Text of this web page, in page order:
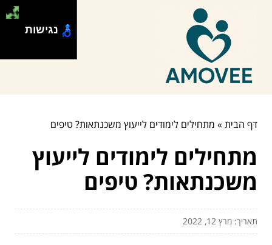
דף הבית» מתחילים לימודים לייעוץ משכנתאות? טיפים
מתחילים לימודים לייעוץ
משכנתאות? טיפים
תאריך: מרץ 12, 2022
נגישות